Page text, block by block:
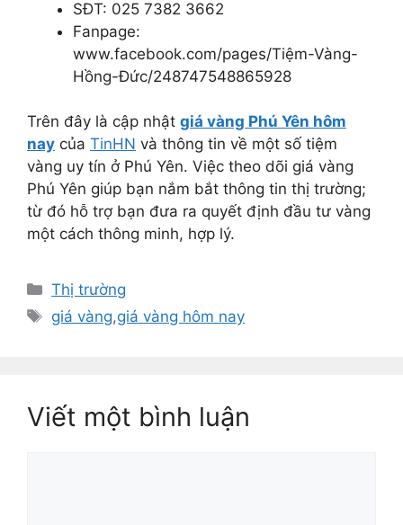
SĐT: 025 7382 3662
Fanpage:
www.facebook.com/pages/Tiệm-Vàng-
Hồng-Đức/248747548865928
Trên đây là cập nhật giá vàng Phú Yên hôm
nay của TinHN và thông tin về một số tiệm
vàng uy tín ở Phú Yên. Việc theo dõi giá vàng
Phú Yên giúp bạn nắm bắt thông tin thị trường;
từ đó hỗ trợ bạn đưa ra quyết định đầu tư vàng
một cách thông minh, hợp lý.
Danh
mục
Thị trường
Thẻ
giá vàng,giá vàng hôm nay
Viết một bình luận